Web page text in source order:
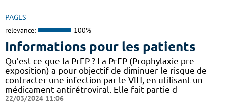
PAGES
relevance: 100%
Informations pour les patients
Qu’est-ce-que la PrEP ? La PrEP (Prophylaxie pre-
exposition) a pour objectif de diminuer le risque de
contracter une infection par le VIH, en utilisant un
médicament antirétroviral. Elle fait partie d
22/03/2024 11:06